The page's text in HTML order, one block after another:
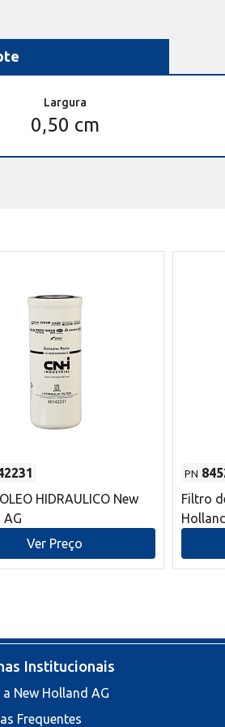
Largura
0,50 cm
HIDRAULICO New
Ver Preço
PN
Filtro
Institucionais
a New Holland AG
Frequentes